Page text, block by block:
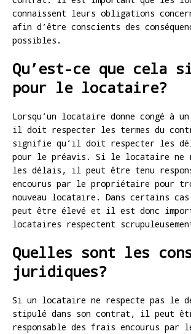
connaissent leurs obligations
afin d’être conscients des
possibles.
Qu’est-ce que cela
pour le locataire?
Lorsqu’un locataire donne congé à
il doit respecter les termes du
signifie qu’il doit respecter les
pour le préavis. Si le locataire ne
les délais, il peut être tenu
encourus par le propriétaire pour
nouveau locataire. Dans certains
peut être élevé et il est donc
locataires respectent
Quelles sont les
juridiques?
Si un locataire ne respecte pas le
stipulé dans son contrat, il peut
responsable des frais encourus par